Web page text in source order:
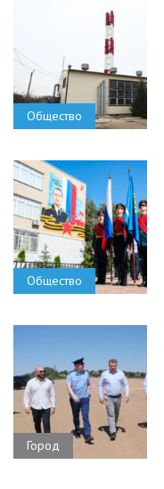
Общество
Общество
Город